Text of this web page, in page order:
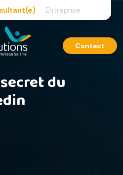
Entreprise
Contact
du